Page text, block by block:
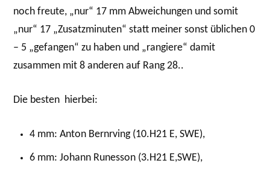
noch freute, „nur“ 17 mm Abweichungen und somit
„nur“ 17 „Zusatzminuten“ statt meiner sonst üblichen 0
– 5 „gefangen“ zu haben und „rangiere“ damit
zusammen mit 8 anderen auf Rang 28..
Die besten hierbei:
4 mm: Anton Bernrving (10.H21 E, SWE),
6 mm: Johann Runesson (3.H21 E,SWE),